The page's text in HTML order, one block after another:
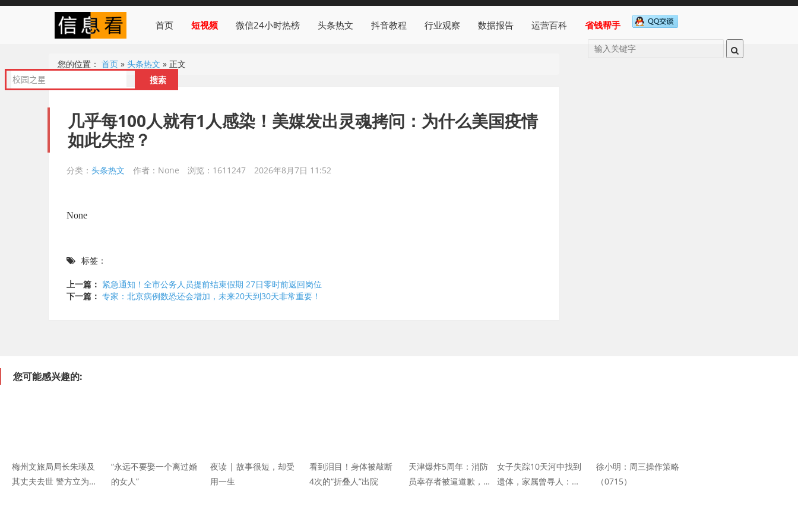
首页 短视频 微信24小时热榜 头条热文 抖音教程 行业观察 数据报告 运营百科 省钱帮手
您的位置： 首页 » 头条热文 » 正文
几乎每100人就有1人感染！美媒发出灵魂拷问：为什么美国疫情
如此失控？
分类： 头条热文 作者：None 浏览：1611247 2026年8月7日 11:52
None
标签：
上一篇： 紧急通知！全市公务人员提前结束假期 27日零时前返回岗位
下一篇： 专家：北京病例数恐还会增加，未来20天到30天非常重要！
您可能感兴趣的:
梅州文旅局局长朱瑛及
其丈夫去世 警方立为刑
“永远不要娶一个离过婚
的女人”
夜读 | 故事很短，却受
用一生
看到泪目！身体被敲断
4次的“折叠人”出院
天津爆炸5周年：消防
员幸存者被逼道歉，烧
女子失踪10天河中找到
遗体，家属曾寻人：她
徐小明：周三操作策略
（0715）